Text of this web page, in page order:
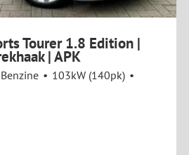
Tourer 1.8 Edition |
| APK
Benzine
103kW (140pk)